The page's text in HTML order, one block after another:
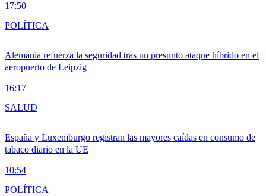
17:50
Alemania refuerza la seguridad tras un presunto ataque híbrido en el
aeropuerto de Leipzig
16:17
POLÍTICA
España y Luxemburgo registran las mayores caídas en consumo de
tabaco diario en la UE
10:54
SALUD
POLÍTICA